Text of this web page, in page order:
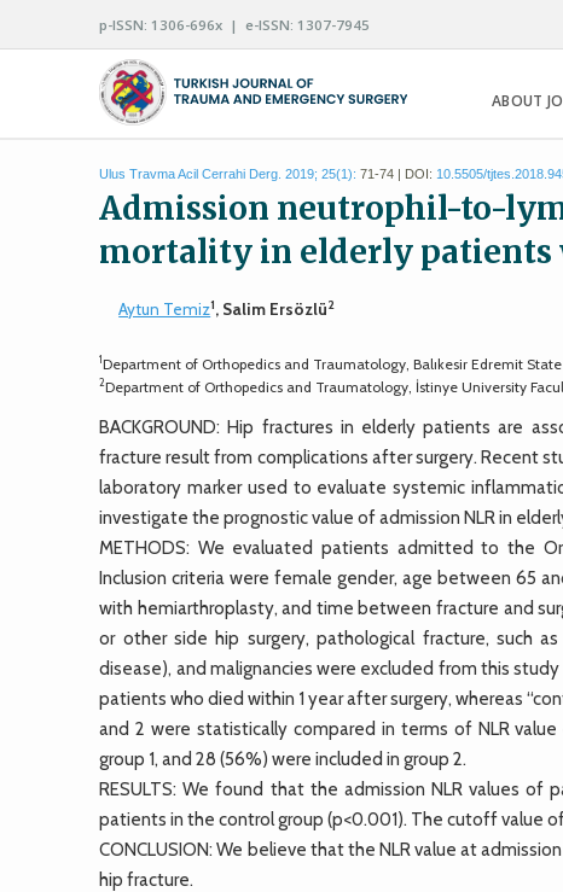
p-ISSN: 1306-696x | e-ISSN: 1307-7945
ABOUT
Ulus Travma Acil Cerrahi Derg. 2019; 25(1): 71-74 | DOI: 10.5505/
Admission neutrophil-to-
mortality in elderly patients
Aytun Temiz1, Salim Ersözlü2
1Department of Orthopedics and Traumatology, Balıkesir Edremit
2Department of Orthopedics and Traumatology, İstinye University
BACKGROUND: Hip fractures in elderly patients are
fracture result from complications after surgery. Recent
laboratory marker used to evaluate systemic
investigate the prognostic value of admission NLR in
METHODS: We evaluated patients admitted to the
Inclusion criteria were female gender, age between 65
with hemiarthroplasty, and time between fracture and
or other side hip surgery, pathological fracture, such
disease), and malignancies were excluded from this study
patients who died within 1 year after surgery, whereas
and 2 were statistically compared in terms of NLR
group 1, and 28 (56%) were included in group 2.
RESULTS: We found that the admission NLR values
patients in the control group (p<0.001). The cutoff value of
CONCLUSION: We believe that the NLR value at
hip fracture.